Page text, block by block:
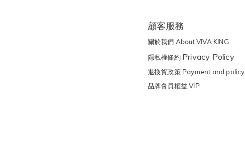
顧客服務
關於我們 About VIVA KING
隱私權條約 Privacy Policy
退換貨政策 Payment and policy
品牌會員權益 VIP